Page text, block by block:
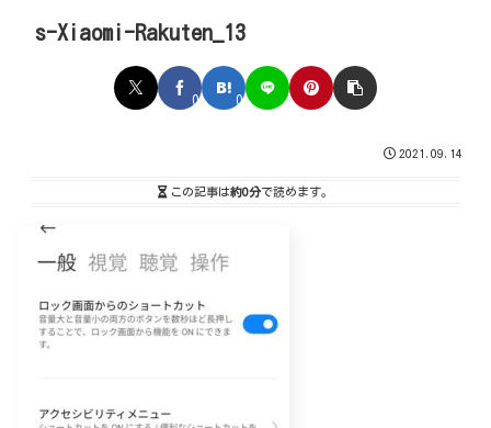
s-Xiaomi-Rakuten_13
0 0
2021.09.14
この記事は約0分で読めます。